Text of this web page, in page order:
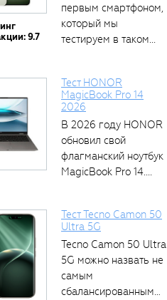
9.7
первым смартфоном,
который мы
тестируем в таком...
Тест HONOR
MagicBook Pro 14
2026
В 2026 году HONOR
обновил свой
флагманский ноутбук
MagicBook Pro 14....
Тест Tecno Camon 50
Ultra 5G
Tecno Camon 50 Ultra
5G можно назвать не
самым
сбалансированным